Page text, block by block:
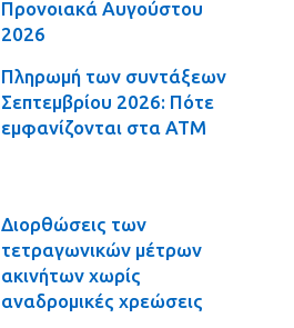
Προνοιακά Αυγούστου
2026
Πληρωμή των συντάξεων
Σεπτεμβρίου 2026: Πότε
εμφανίζονται στα ΑΤΜ
Διορθώσεις των
τετραγωνικών μέτρων
ακινήτων χωρίς
αναδρομικές χρεώσεις